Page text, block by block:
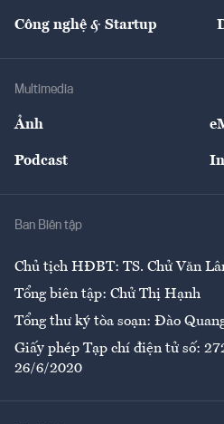
Tư vấn
Công nghệ & Startup
Multimedia
Ảnh
Podcast
Ban Biên tập
Chủ tịch HĐBT: TS. Chử Văn
Tổng biên tập: Chử Thị Hạnh
Tổng thư ký tòa soạn: Đào
Giấy phép Tạp chí điện tử số:
26/6/2020